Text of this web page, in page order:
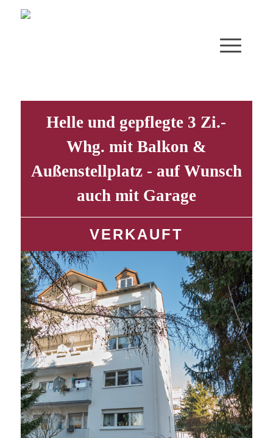
Helle und gepflegte 3 Zi.-
Whg. mit Balkon &
Außenstellplatz - auf Wunsch
auch mit Garage
VERKAUFT